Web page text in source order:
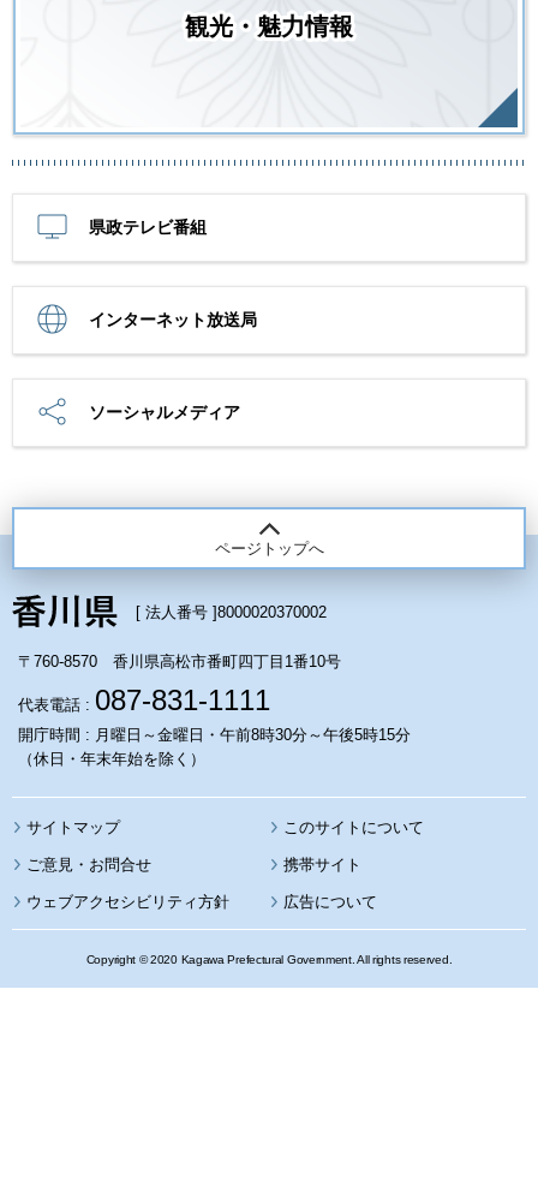
観光・魅力情報
県政テレビ番組
インターネット放送局
ソーシャルメディア
ページトップへ
[ 法人番号 ]8000020370002
〒760-8570 香川県高松市番町四丁目1番10号
代表電話 : 087-831-1111
開庁時間 : 月曜日～金曜日・午前8時30分～午後5時15分
（休日・年末年始を除く）
サイトマップ このサイトについて
携帯サイト
ウェブアクセシビリティ方針 広告について
Copyright © 2020 Kagawa Prefectural Government. All rights reserved.